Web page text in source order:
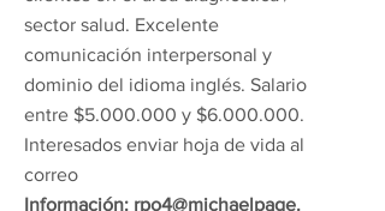
sector salud. Excelente
comunicación interpersonal y
dominio del idioma inglés. Salario
entre $5.000.000 y $6.000.000.
Interesados enviar hoja de vida al
correo
Información: rpo4@michaelpage.